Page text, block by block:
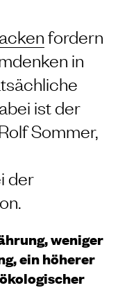
fordern
in
ist der
Sommer,
der
weniger
ein höherer